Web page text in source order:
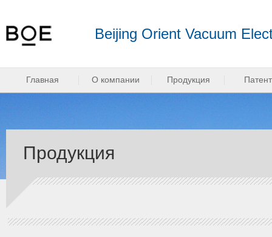
Beijing Orient Vacuum
Главная О компании Продукция
Продукция